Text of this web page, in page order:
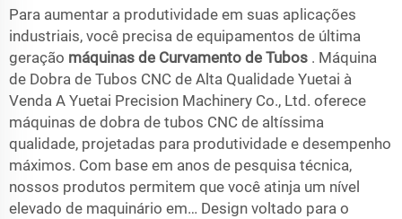
Para aumentar a produtividade em suas aplicações
industriais, você precisa de equipamentos de última
geração máquinas de Curvamento de Tubos . Máquina
de Dobra de Tubos CNC de Alta Qualidade Yuetai à
Venda A Yuetai Precision Machinery Co., Ltd. oferece
máquinas de dobra de tubos CNC de altíssima
qualidade, projetadas para produtividade e desempenho
máximos. Com base em anos de pesquisa técnica,
nossos produtos permitem que você atinja um nível
elevado de maquinário em… Design voltado para o